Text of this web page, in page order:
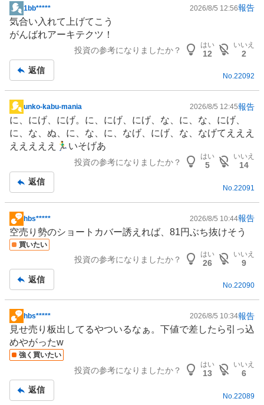
掲
示
板
1bb***** 2026/8/5 12:56報告
気合い入れて上げてこう
がんばれアーキテクツ！
投資の参考になりましたか？
はい
12
いいえ
2
返信
No.22092
掲
示
板
記
unko-kabu-mania 2026/8/5 12:45報告
に、にげ、にげ。に、にげ、にげ、な、に、な、にげ、
に、な、ぬ、に、な、に、なげ、にげ、な、なげてえええ
えええええ🏃‍♂️いそげあ
投資の参考になりましたか？
はい
5
いいえ
14
返信
No. 22091
掲
示
板
hbs***** 2026/8/5 10:44報告
空売り勢のショートカバー誘えれば、81円ぶち抜けそう
買いたい
投資の参考になりましたか？
はい
26
いいえ
9
返信
No.22090
掲
示
板
記
hbs***** 2026/8/5 10:34報告
見せ売り板出してるやついるなぁ。下値で差したら引っ込
めやがったw
強く買いたい
投資の参考になりましたか？
はい
13
いいえ
6
返信
No. 22089